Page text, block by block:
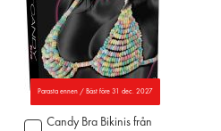
Parasta ennen / Bäst före 31 dec. 2027
Candy Bra Bikinis från
Lägg